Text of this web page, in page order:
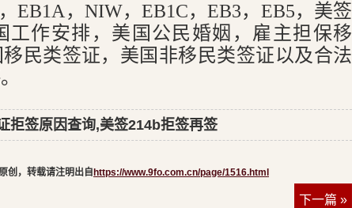
EB1A，NIW，EB1C，EB3，EB5，美签
工作安排，美国公民婚姻，雇主担保移
民类签证，美国非移民类签证以及合法
拒签原因查询,美签214b拒签再签
创，转载请注明出自 https://www.9fo.com.cn/page/1516.html
下一篇 »